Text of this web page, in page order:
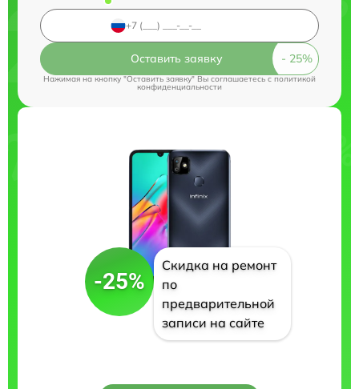
Оставить заявку
Нажимая на кнопку "Оставить заявку" Вы соглашаетесь cполитикой
конфиденциальности
-25%
Скидка на ремонт
по
предварительной
записи на сайте